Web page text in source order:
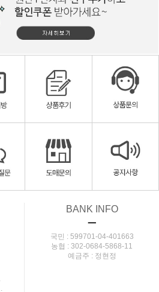
BANK INFO
ㅡ
국민 : 599701-04-401663
농협 : 302-0684-5868-11
예금주 : 정현정